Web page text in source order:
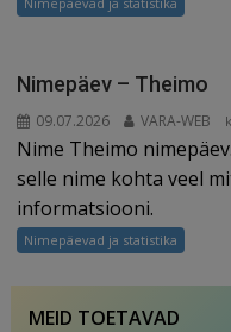
Nimepäev – Theimo
09.07.2026 VARA-WEB
–
Nime Theimo
selle nime kohta veel
informatsiooni.
Nimepäevad ja statistika
MEID TOETAVAD